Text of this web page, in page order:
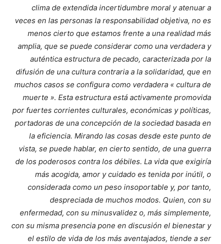
clima de extendida incertidumbre moral y atenuar a
veces en las personas la responsabilidad objetiva, no es
menos cierto que estamos frente a una realidad más
amplia, que se puede considerar como una verdadera y
auténtica estructura de pecado, caracterizada por la
difusión de una cultura contraria a la solidaridad, que en
muchos casos se configura como verdadera « cultura de
muerte ». Esta estructura está activamente promovida
por fuertes corrientes culturales, económicas y políticas,
portadoras de una concepción de la sociedad basada en
la eficiencia. Mirando las cosas desde este punto de
vista, se puede hablar, en cierto sentido, de una guerra
de los poderosos contra los débiles. La vida que exigiría
más acogida, amor y cuidado es tenida por inútil, o
considerada como un peso insoportable y, por tanto,
despreciada de muchos modos. Quien, con su
enfermedad, con su minusvalidez o, más simplemente,
con su misma presencia pone en discusión el bienestar y
el estilo de vida de los más aventajados, tiende a ser